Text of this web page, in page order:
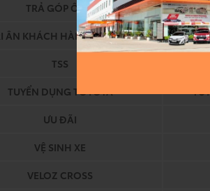
TRẢ GÓP Ô TÔ
ÂN KHÁCH HÀNG TOYOTA
TSS
TUYỂN DỤNG TOYOTA
ƯU ĐÃI
VỆ SINH XE
VELOZ CROSS